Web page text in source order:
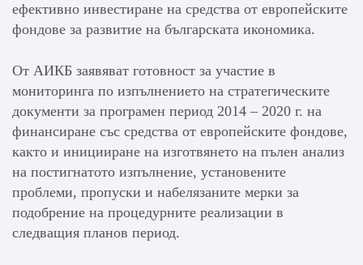
ефективно инвестиране на средства от европейските
фондове за развитие на българската икономика.
От АИКБ заявяват готовност за участие в
мониторинга по изпълнението на стратегическите
документи за програмен период 2014 – 2020 г. на
финансиране със средства от европейските фондове,
както и иницииране на изготвянето на пълен анализ
на постигнатото изпълнение, установените
проблеми, пропуски и набелязаните мерки за
подобрение на процедурните реализации в
следващия планов период.